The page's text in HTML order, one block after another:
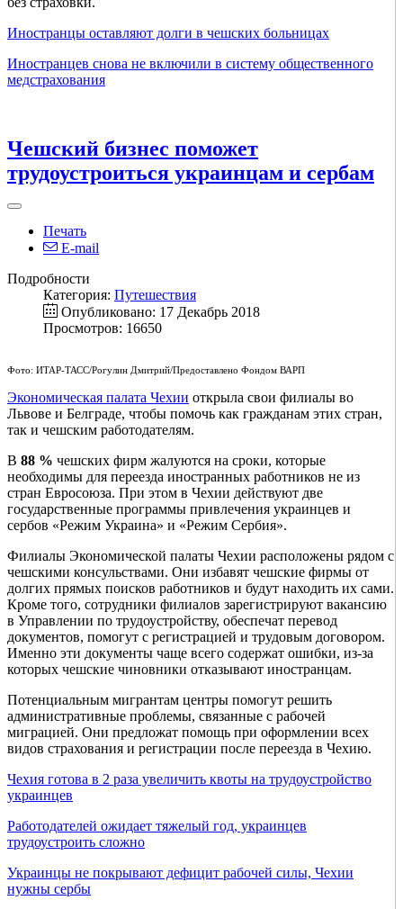
Иностранцы оставляют долги в чешских больницах
Иностранцев снова не включили в систему общественного
медстрахования
Чешский бизнес поможет
трудоустроиться украинцам и сербам
Печать
E-mail
Подробности
Категория: Путешествия
Опубликовано: 17 Декабрь 2018
Просмотров: 16650
Фото: ИТАР-ТАСС/Рогулин Дмитрий/Предоставлено Фондом ВАРП
Экономическая палата Чехии открыла свои филиалы во
Львове и Белграде, чтобы помочь как гражданам этих стран,
так и чешским работодателям.
В 88 % чешских фирм жалуются на сроки, которые
необходимы для переезда иностранных работников не из
стран Евросоюза. При этом в Чехии действуют две
государственные программы привлечения украинцев и
сербов «Режим Украина» и «Режим Сербия».
Филиалы Экономической палаты Чехии расположены рядом с
чешскими консульствами. Они избавят чешские фирмы от
долгих прямых поисков работников и будут находить их сами.
Кроме того, сотрудники филиалов зарегистрируют вакансию
в Управлении по трудоустройству, обеспечат перевод
документов, помогут с регистрацией и трудовым договором.
Именно эти документы чаще всего содержат ошибки, из-за
которых чешские чиновники отказывают иностранцам.
Потенциальным мигрантам центры помогут решить
административные проблемы, связанные с рабочей
миграцией. Они предложат помощь при оформлении всех
видов страхования и регистрации после переезда в Чехию.
Чехия готова в 2 раза увеличить квоты на трудоустройство
украинцев
Работодателей ожидает тяжелый год, украинцев
трудоустроить сложно
Украинцы не покрывают дефицит рабочей силы, Чехии
нужны сербы